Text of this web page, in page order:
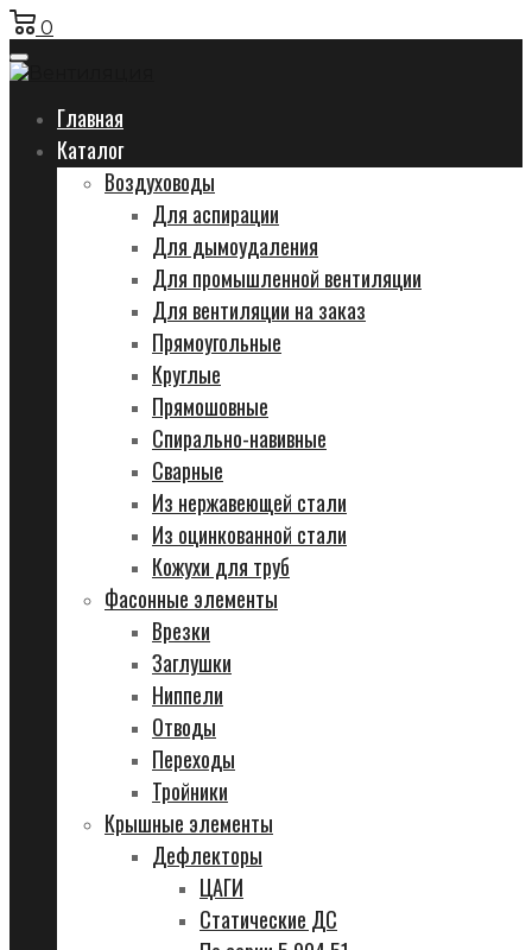
0
Главная
Каталог
Воздуховоды
Для аспирации
Для дымоудаления
Для промышленной вентиляции
Для вентиляции на заказ
Прямоугольные
Круглые
Прямошовные
Спирально-навивные
Сварные
Из нержавеющей стали
Из оцинкованной стали
Кожухи для труб
Фасонные элементы
Врезки
Заглушки
Ниппели
Отводы
Переходы
Тройники
Крышные элементы
Дефлекторы
ЦАГИ
Статические ДС